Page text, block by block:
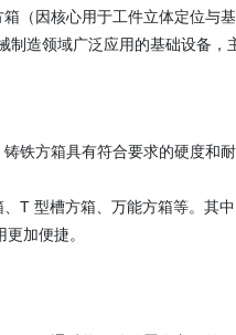
（因核心用于工件立体定位与
制造领域广泛应用的基础设备
铁方箱具有符合要求的硬度和
T 型槽方箱、万能方箱等。其
加便捷。